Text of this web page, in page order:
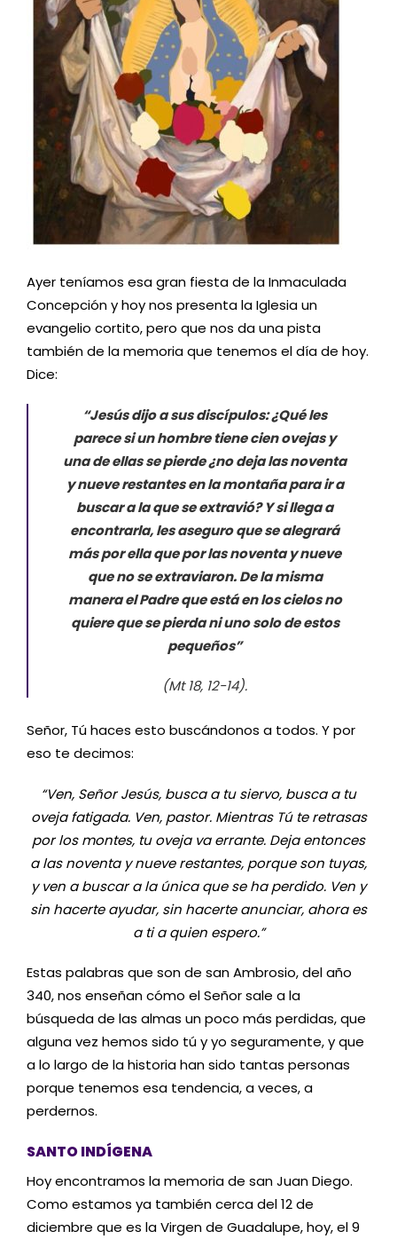
Ayer teníamos esa gran fiesta de la Inmaculada
Concepción y hoy nos presenta la Iglesia un
evangelio cortito, pero que nos da una pista
también de la memoria que tenemos el día de hoy.
Dice:
“Jesús dijo a sus discípulos: ¿Qué les
parece si un hombre tiene cien ovejas y
una de ellas se pierde ¿no deja las noventa
y nueve restantes en la montaña para ir a
buscar a la que se extravió? Y si llega a
encontrarla, les aseguro que se alegrará
más por ella que por las noventa y nueve
que no se extraviaron. De la misma
manera el Padre que está en los cielos no
quiere que se pierda ni uno solo de estos
pequeños”
(Mt 18, 12-14).
Señor, Tú haces esto buscándonos a todos. Y por
eso te decimos:
“Ven, Señor Jesús, busca a tu siervo, busca a tu
oveja fatigada. Ven, pastor. Mientras Tú te retrasas
por los montes, tu oveja va errante. Deja entonces
a las noventa y nueve restantes, porque son tuyas,
y ven a buscar a la única que se ha perdido. Ven y
sin hacerte ayudar, sin hacerte anunciar, ahora es
a ti a quien espero.”
Estas palabras que son de san Ambrosio, del año
340, nos enseñan cómo el Señor sale a la
búsqueda de las almas un poco más perdidas, que
alguna vez hemos sido tú y yo seguramente, y que
a lo largo de la historia han sido tantas personas
porque tenemos esa tendencia, a veces, a
perdernos.
SANTO INDÍGENA
Hoy encontramos la memoria de san Juan Diego.
Como estamos ya también cerca del 12 de
diciembre que es la Virgen de Guadalupe, hoy, el 9